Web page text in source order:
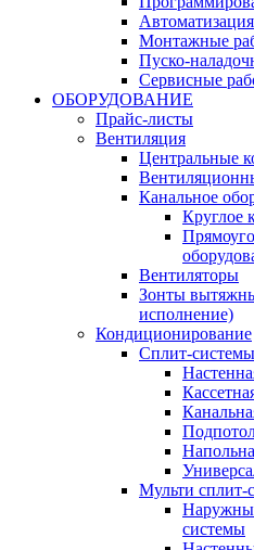
Автоматизация
Монтажные
Пуско-
Сервисные
ОБОРУДОВАНИЕ
Прайс-листы
Вентиляция
Центральные
Канальное
Круглое
Вентиляторы
Зонты
исполнение)
Кондиционирование
Сплит-системы
Мульти сплит-
системы